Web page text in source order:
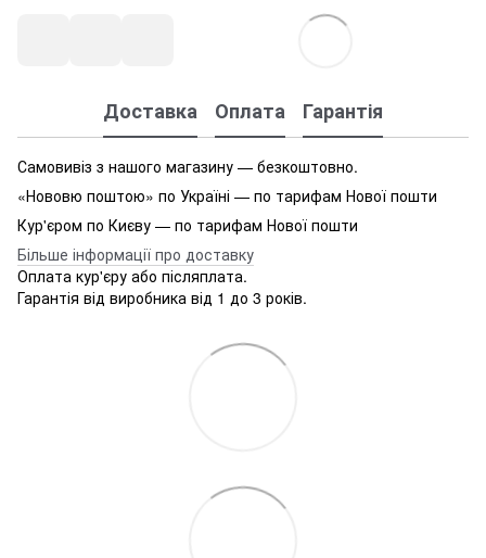
Доставка Оплата Гарантія
Самовивіз з нашого магазину — безкоштовно.
«Нововю поштою» по Україні — по тарифам Нової пошти
Кур'єром по Києву — по тарифам Нової пошти
Більше інформації про доставку
Оплата кур'єру або післяплата.
Гарантія від виробника від 1 до 3 років.